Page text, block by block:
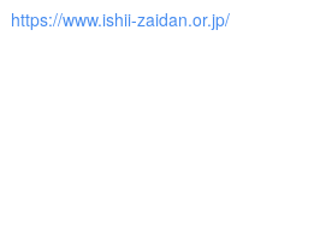
https://www.ishii-zaidan.or.jp/